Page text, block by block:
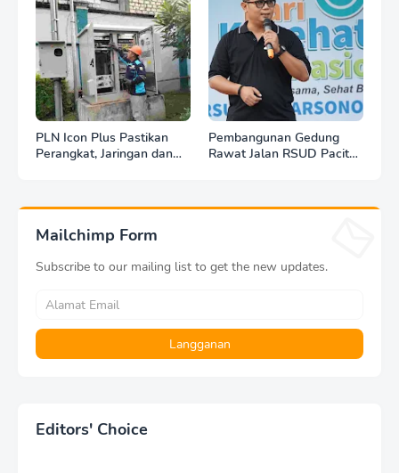
PLN Icon Plus Pastikan
Perangkat, Jaringan dan
Pembangunan Gedung
Rawat Jalan RSUD Pacitan
Mailchimp Form
Subscribe to our mailing list to get the new updates.
Editors' Choice